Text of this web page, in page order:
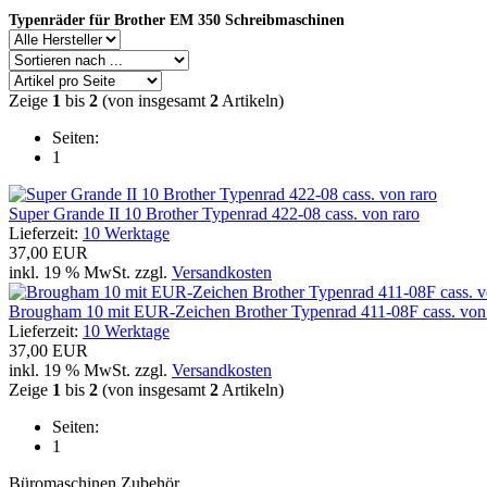
Typenräder für Brother EM 350 Schreibmaschinen
Zeige 1 bis 2 (von insgesamt 2 Artikeln)
Seiten:
1
Super Grande II 10 Brother Typenrad 422-08 cass. von raro
Lieferzeit: 10 Werktage
37,00 EUR
inkl. 19 % MwSt. zzgl. Versandkosten
Brougham 10 mit EUR-Zeichen Brother Typenrad 411-08F cass.
Lieferzeit: 10 Werktage
37,00 EUR
inkl. 19 % MwSt. zzgl. Versandkosten
Zeige 1 bis 2 (von insgesamt 2 Artikeln)
Seiten:
1
Büromaschinen Zubehör